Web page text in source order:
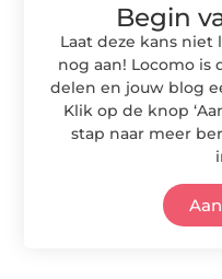
Begin
Laat deze kans
nog aan! Locomo is
delen en jouw blog
Klik op de knop
stap naar meer